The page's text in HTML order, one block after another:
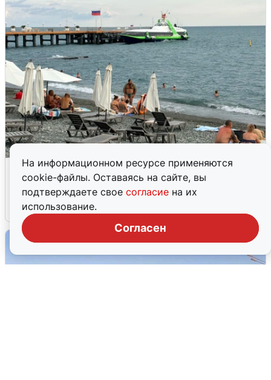
На информационном ресурсе применяются
cookie-файлы. Оставаясь на сайте, вы
подтверждаете свое согласие на их
использование.
Согласен
Жители и туристы Сочи рассказали
об атаке БПЛА 5 августа
5 августа 0